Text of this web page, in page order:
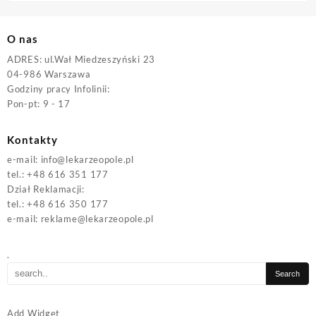
O nas
ADRES: ul.Wał Miedzeszyński 23
04-986 Warszawa
Godziny pracy Infolinii:
Pon-pt: 9 - 17
Kontakty
e-mail: info@lekarzeopole.pl
tel.: +48 616 351 177
Dział Reklamacji:
tel.: +48 616 350 177
e-mail: reklame@lekarzeopole.pl
.
Add Widget